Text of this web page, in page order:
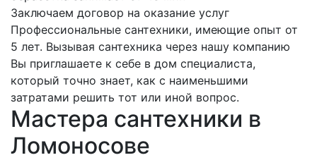
Заключаем договор на оказание услуг
Профессиональные сантехники, имеющие опыт от
5 лет. Вызывая сантехника через нашу компанию
Вы приглашаете к себе в дом специалиста,
который точно знает, как с наименьшими
затратами решить тот или иной вопрос.
Мастера сантехники в
Ломоносове